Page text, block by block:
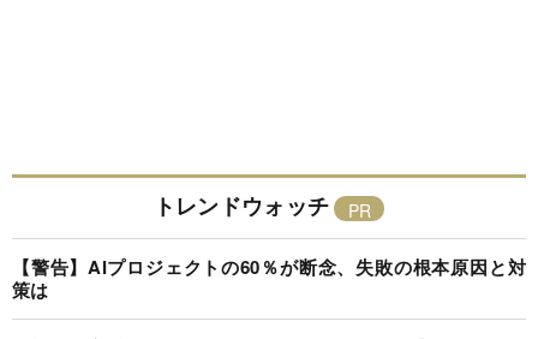
トレンドウォッチ
【警告】AIプロジェクトの60％が断念、失敗の根本原因と対
策は